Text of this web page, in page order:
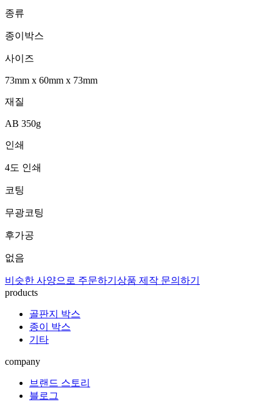
종류
종이박스
사이즈
73mm x 60mm x 73mm
재질
AB 350g
인쇄
4도 인쇄
코팅
무광코팅
후가공
없음
비슷한 사양으로 주문하기 상품 제작 문의하기
products
골판지 박스
종이 박스
기타
company
브랜드 스토리
블로그